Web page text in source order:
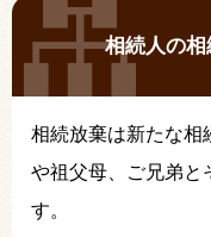
相続人の
相続放棄は新たな相
や祖父母、ご兄弟と
す。